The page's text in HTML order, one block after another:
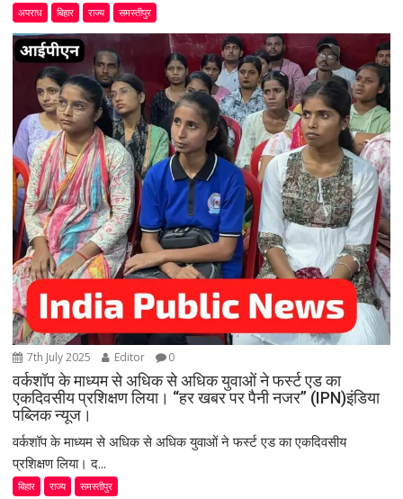
अपराध बिहार राज्य समस्तीपुर
7th July 2025 Editor 0
वर्कशॉप के माध्यम से अधिक से अधिक युवाओं ने फर्स्ट एड का
एकदिवसीय प्रशिक्षण लिया। “हर खबर पर पैनी नजर” (IPN)इंडिया
पब्लिक न्यूज।
वर्कशॉप के माध्यम से अधिक से अधिक युवाओं ने फर्स्ट एड का एकदिवसीय
प्रशिक्षण लिया। द...
बिहार राज्य समस्तीपुर